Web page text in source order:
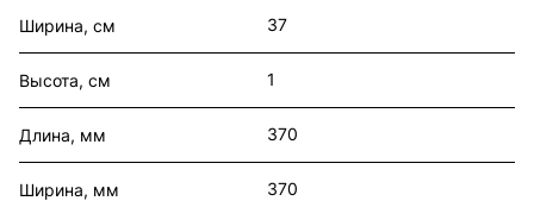
Ширина, см 37
Высота, см 1
Длина, мм 370
Ширина, мм 370